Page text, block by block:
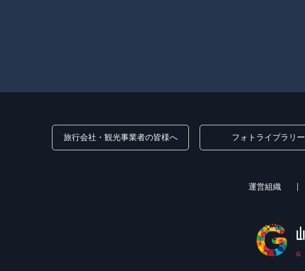
旅行会社・観光事業者の皆様へ フォトライブラリー
運営組織